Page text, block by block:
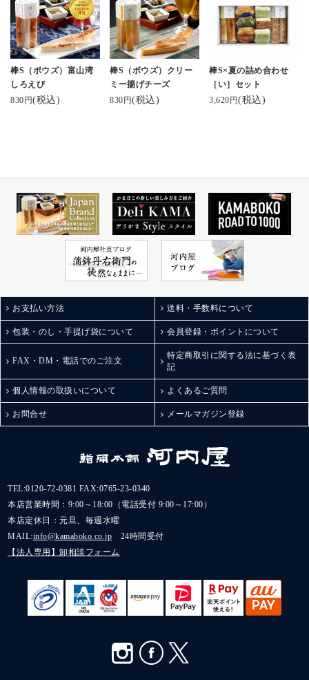
#鮨蒲本舗河内屋 #かま
ぼこ #棒S #グランプリ
受賞 #富山 #北陸 #お取
り寄せギフト #ギフトに
おすすめ #プレゼントに
おすすめ #スティックチ
ーズ #チーズかまぼ
ゃなく、お味も◎
特注でオーダーされた
すり身と厳選した素材
たスティックかまぼこ
は絶品！
優しいかまぼこの風味
なんならお弁当のおか
ずにも◎
小さなお子さんからお
父さんまで
老若男女問わずおすす
めできちゃう！
ジャパン・フード・セ
リを受賞したのも納
得。
他にも粗挽き黒こしょ
ろえびに揚げチーズな
棒Sシリーズは全部で5
種類あるそう！
どれもこれも美味しそ
への贈り物や手土産に
う#棒S#おつまみメニュ
ー#かまぼこ#棒s元祖ス
ティックチーズ#スティ
秋の実りと味覚を堪能
させていただきます〜
ありがとうございます
🥰
#蒲鉾本舗河内屋 #棒s #
棒s元祖スティックチー
元祖スティックチーズ #
スティックかまぼこ #KI
GI #パッケージデザイン
ぼこ #富山ソウルフード
#魚津市 #魚津 #蒲鉾 #か
まぼこ #魚肉練り製品 #
棒S（ボウズ）富山湾
しろえび
830円(税込)
棒S（ボウズ）クリー
ミー揚げチーズ
830円(税込)
棒S×夏の詰め合わせ
［い］セット
3,620円(税込)
お支払い方法 送料・手数料について
包装・のし・手提げ袋について 会員登録・ポイントについて
FAX・DM・電話でのご注文
特定商取引に関する法に基づく表
記
個人情報の取扱いについて よくあるご質問
お問合せ メールマガジン登録
TEL:0120-72-0381 FAX:0765-23-0340
本店営業時間：9:00～18:00（電話受付 9:00～17:00）
本店定休日：元旦、毎週水曜
MAIL:info@kamaboko.co.jp 24時間受付
【法人専用】卸相談フォーム